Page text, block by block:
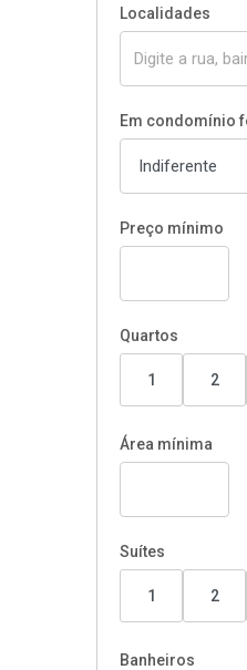
Localidades
Em condomínio
Preço mínimo
Quartos
1 2
Área mínima
Suítes
1 2
Banheiros